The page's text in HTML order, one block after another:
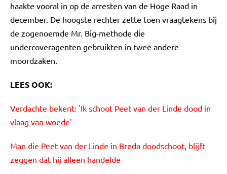
haakte vooral in op de arresten van de Hoge Raad in
december. De hoogste rechter zette toen vraagtekens bij
de zogenoemde Mr. Big-methode die
undercoveragenten gebruikten in twee andere
moordzaken.
LEES OOK:
Verdachte bekent: 'Ik schoot Peet van der Linde dood in
vlaag van woede'
Man die Peet van der Linde in Breda doodschoot, blijft
zeggen dat hij alleen handelde